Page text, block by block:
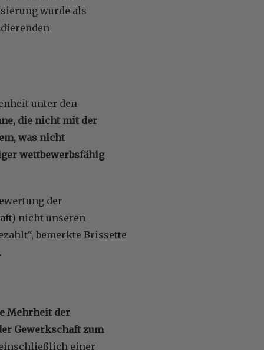
wurde als
unter den
die nicht mit der
was nicht
wettbewerbsfähig
der
nicht unseren
bemerkte Brissette
Mehrheit der
Gewerkschaft zum
einer